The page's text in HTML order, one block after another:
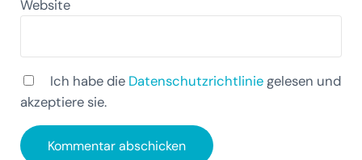
Website
Ich habe die Datenschutzrichtliniegelesen und
akzeptiere sie.